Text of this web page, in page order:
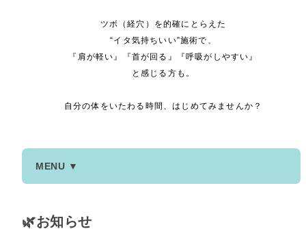
ツボ（経穴）を的確にとらえた
“イタ気持ちいい”施術で、
『肩が軽い』『首が回る』『呼吸がしやすい』
と感じる方も。
自分の体をいたわる時間、はじめてみませんか？
MENU ▼
🌿お知らせ